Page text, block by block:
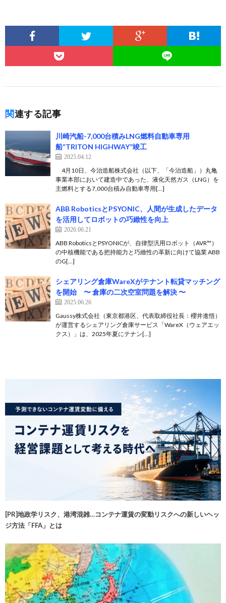
関連する記事
川崎汽船-7,000台積みLNG燃料自動車専用
船“TRITON HIGHWAY”竣工
2025.04.12
4月10日、今治造船株式会社（以下、「今治造船」）丸亀
事業本部において建造中であった、液化天然ガス（LNG）を
主燃料とする7,000台積み自動車専用[…]
ABB RoboticsとPSYONIC、人間が生成したデータ
を活用してロボットの巧緻性を向上
2026.06.21
ABB RoboticsとPSYONICが、自律型汎用ロボット（AVR™）
の中核機能である把持能力と巧緻性の革新に向けて協業 ABB
のG[…]
シェアリング倉庫WareXがテナント転貸マッチング
を開始 〜 倉庫の二次空室問題を解決 〜
2025.06.26
Gaussy株式会社（東京都港区、代表取締役社長：櫻井進悟）
が運営するシェアリング倉庫サービス「WareX（ウェアエッ
クス）」は、2025年夏にテナン[…]
[PR]地政学リスク、港湾混雑…コンテナ運賃の変動リスクへの新しいヘッ
ジ方法「FFA」とは